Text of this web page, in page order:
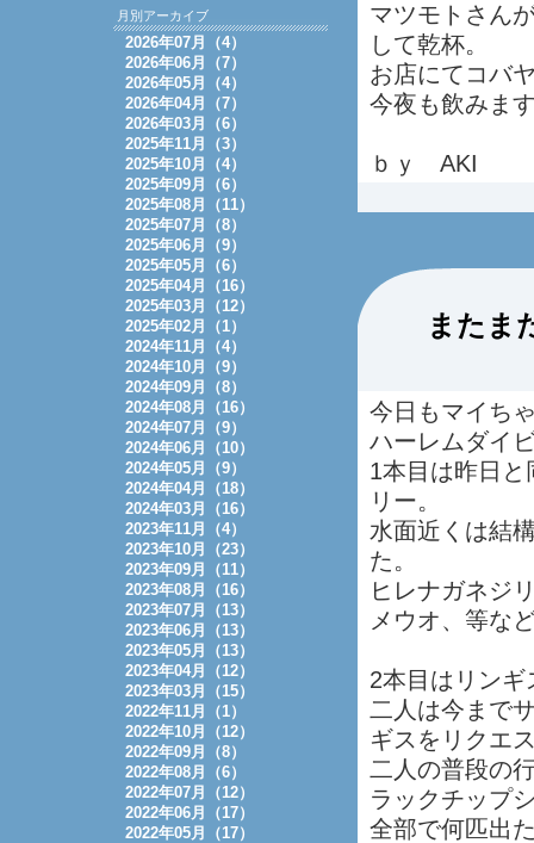
マツモトさん
して乾杯。
お店にてコバ
今夜も飲みま
ｂｙ AKI
またま
今日もマイち
ハーレムダイ
1本目は昨日
リー。
水面近くは結
た。
ヒレナガネジ
メウオ、等な
2本目はリンギ
二人は今まで
ギスをリクエ
二人の普段の
ラックチップ
全部で何匹出
月別アーカイブ
2026年07月（4）
2026年06月（7）
2026年05月（4）
2026年04月（7）
2026年03月（6）
2025年11月（3）
2025年10月（4）
2025年09月（6）
2025年08月（11）
2025年07月（8）
2025年06月（9）
2025年05月（6）
2025年04月（16）
2025年03月（12）
2025年02月（1）
2024年11月（4）
2024年10月（9）
2024年09月（8）
2024年08月（16）
2024年07月（9）
2024年06月（10）
2024年05月（9）
2024年04月（18）
2024年03月（16）
2023年11月（4）
2023年10月（23）
2023年09月（11）
2023年08月（16）
2023年07月（13）
2023年06月（13）
2023年05月（13）
2023年04月（12）
2023年03月（15）
2022年11月（1）
2022年10月（12）
2022年09月（8）
2022年08月（6）
2022年07月（12）
2022年06月（17）
2022年05月（17）